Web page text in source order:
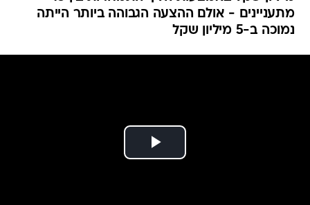
מתעניינים - אולם ההצעה הגבוהה ביותר הייתה
נמוכה ב-5 מיליון שקל